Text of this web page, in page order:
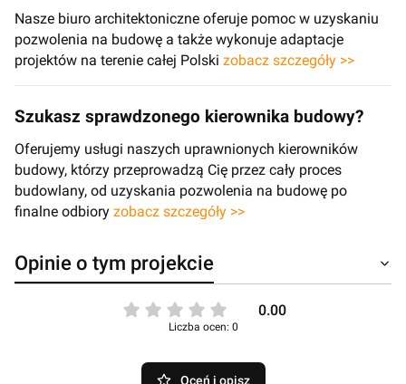
Nasze biuro architektoniczne oferuje pomoc w uzyskaniu
pozwolenia na budowę a także wykonuje adaptacje
projektów na terenie całej Polski zobacz szczegóły >>
Szukasz sprawdzonego kierownika budowy?
Oferujemy usługi naszych uprawnionych kierowników
budowy, którzy przeprowadzą Cię przez cały proces
budowlany, od uzyskania pozwolenia na budowę po
finalne odbiory zobacz szczegóły >>
Opinie o tym projekcie
0.00
Liczba ocen: 0
Oceń i opisz